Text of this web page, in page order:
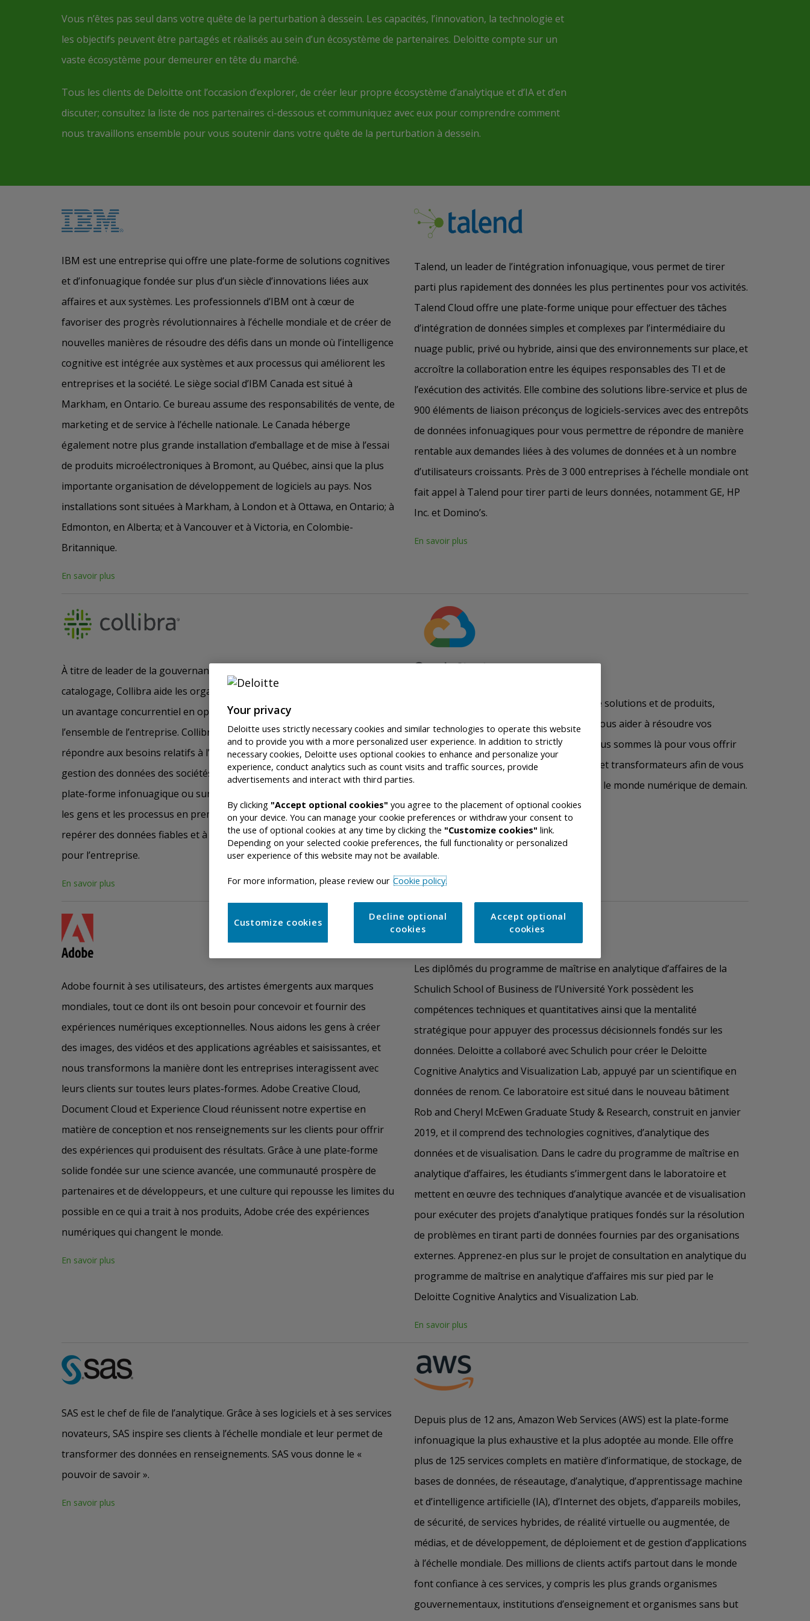
Vous n’êtes pas seul dans votre quête de la perturbation à dessein. Les capacités, l’innovation, la technologie et
les objectifs peuvent être partagés et réalisés au sein d’un écosystème de partenaires. Deloitte compte sur un
vaste écosystème pour demeurer en tête du marché.
Tous les clients de Deloitte ont l’occasion d’explorer, de créer leur propre écosystème d’analytique et d’IA et d’en
discuter; consultez la liste de nos partenaires ci-dessous et communiquez avec eux pour comprendre comment
nous travaillons ensemble pour vous soutenir dans votre quête de la perturbation à dessein.
IBM est une entreprise qui offre une plate-forme de solutions cognitives
et d’infonuagique fondée sur plus d’un siècle d’innovations liées aux
affaires et aux systèmes. Les professionnels d’IBM ont à cœur de
favoriser des progrès révolutionnaires à l’échelle mondiale et de créer de
nouvelles manières de résoudre des défis dans un monde où l’intelligence
cognitive est intégrée aux systèmes et aux processus qui améliorent les
entreprises et la société. Le siège social d’IBM Canada est situé à
Markham, en Ontario. Ce bureau assume des responsabilités de vente, de
marketing et de service à l’échelle nationale. Le Canada héberge
également notre plus grande installation d’emballage et de mise à l’essai
de produits microélectroniques à Bromont, au Québec, ainsi que la plus
importante organisation de développement de logiciels au pays. Nos
installations sont situées à Markham, à London et à Ottawa, en Ontario; à
Edmonton, en Alberta; et à Vancouver et à Victoria, en Colombie-
Britannique.
En savoir plus
Talend, un leader de l’intégration infonuagique, vous permet de tirer
parti plus rapidement des données les plus pertinentes pour vos activités.
Talend Cloud offre une plate-forme unique pour effectuer des tâches
d’intégration de données simples et complexes par l’intermédiaire du
nuage public, privé ou hybride, ainsi que des environnements sur place, et
accroître la collaboration entre les équipes responsables des TI et de
l’exécution des activités. Elle combine des solutions libre-service et plus de
900 éléments de liaison préconçus de logiciels-services avec des entrepôts
de données infonuagiques pour vous permettre de répondre de manière
rentable aux demandes liées à des volumes de données et à un nombre
d’utilisateurs croissants. Près de 3 000 entreprises à l’échelle mondiale ont
fait appel à Talend pour tirer parti de leurs données, notamment GE, HP
Inc. et Domino’s.
En savoir plus
À titre de leader de la gouvernance des données et des logiciels de
catalogage, Collibra aide les organisations à l’échelle mondiale à obtenir
un avantage concurrentiel en optimisant la valeur de leurs données dans
l’ensemble de l’entreprise. Collibra offre la seule plate-forme conçue pour
répondre aux besoins relatifs à l’intendance, à la gouvernance et à la
gestion des données des sociétés Fortune 500 les plus complexes. Notre
plate-forme infonuagique ou sur place souple et configurable fait passer
les gens et les processus en premier pour aider chaque utilisateur à
repérer des données fiables et à les comprendre afin de créer de la valeur
pour l’entreprise.
En savoir plus
Google Cloud représente un ensemble de solutions et de produits,
notamment GCP et G Suite, qui peuvent vous aider à résoudre vos
problèmes d’affaires les plus difficiles. Nous sommes là pour vous offrir
des outils sécurisés, ouverts, intelligents et transformateurs afin de vous
aider à moderniser votre entreprise pour le monde numérique de demain.
En savoir plus
Adobe fournit à ses utilisateurs, des artistes émergents aux marques
mondiales, tout ce dont ils ont besoin pour concevoir et fournir des
expériences numériques exceptionnelles. Nous aidons les gens à créer
des images, des vidéos et des applications agréables et saisissantes, et
nous transformons la manière dont les entreprises interagissent avec
leurs clients sur toutes leurs plates-formes. Adobe Creative Cloud,
Document Cloud et Experience Cloud réunissent notre expertise en
matière de conception et nos renseignements sur les clients pour offrir
des expériences qui produisent des résultats. Grâce à une plate-forme
solide fondée sur une science avancée, une communauté prospère de
partenaires et de développeurs, et une culture qui repousse les limites du
possible en ce qui a trait à nos produits, Adobe crée des expériences
numériques qui changent le monde.
En savoir plus
Les diplômés du programme de maîtrise en analytique d’affaires de la
Schulich School of Business de l’Université York possèdent les
compétences techniques et quantitatives ainsi que la mentalité
stratégique pour appuyer des processus décisionnels fondés sur les
données. Deloitte a collaboré avec Schulich pour créer le Deloitte
Cognitive Analytics and Visualization Lab, appuyé par un scientifique en
données de renom. Ce laboratoire est situé dans le nouveau bâtiment
Rob and Cheryl McEwen Graduate Study & Research, construit en janvier
2019, et il comprend des technologies cognitives, d’analytique des
données et de visualisation. Dans le cadre du programme de maîtrise en
analytique d’affaires, les étudiants s’immergent dans le laboratoire et
mettent en œuvre des techniques d’analytique avancée et de visualisation
pour exécuter des projets d’analytique pratiques fondés sur la résolution
de problèmes en tirant parti de données fournies par des organisations
externes. Apprenez-en plus sur le projet de consultation en analytique du
programme de maîtrise en analytique d’affaires mis sur pied par le
Deloitte Cognitive Analytics and Visualization Lab.
En savoir plus
SAS est le chef de file de l’analytique. Grâce à ses logiciels et à ses services
novateurs, SAS inspire ses clients à l’échelle mondiale et leur permet de
transformer des données en renseignements. SAS vous donne le «
pouvoir de savoir ».
En savoir plus
Depuis plus de 12 ans, Amazon Web Services (AWS) est la plate-forme
infonuagique la plus exhaustive et la plus adoptée au monde. Elle offre
plus de 125 services complets en matière d’informatique, de stockage, de
bases de données, de réseautage, d’analytique, d’apprentissage machine
et d’intelligence artificielle (IA), d’Internet des objets, d’appareils mobiles,
de sécurité, de services hybrides, de réalité virtuelle ou augmentée, de
médias, et de développement, de déploiement et de gestion d’applications
à l’échelle mondiale. Des millions de clients actifs partout dans le monde
font confiance à ces services, y compris les plus grands organismes
gouvernementaux, institutions d’enseignement et organismes sans but
Your privacy
Deloitte uses strictly necessary cookies and similar technologies to operate this website
and to provide you with a more personalized user experience. In addition to strictly
necessary cookies, Deloitte uses optional cookies to enhance and personalize your
experience, conduct analytics such as count visits and traffic sources, provide
advertisements and interact with third parties.
By clicking "Accept optional cookies" you agree to the placement of optional cookies
on your device. You can manage your cookie preferences or withdraw your consent to
the use of optional cookies at any time by clicking the "Customize cookies" link.
Depending on your selected cookie preferences, the full functionality or personalized
user experience of this website may not be available.​
For more information, please review our Cookie policy.
Decline optional
cookies
Accept optional
cookies
Customize cookies